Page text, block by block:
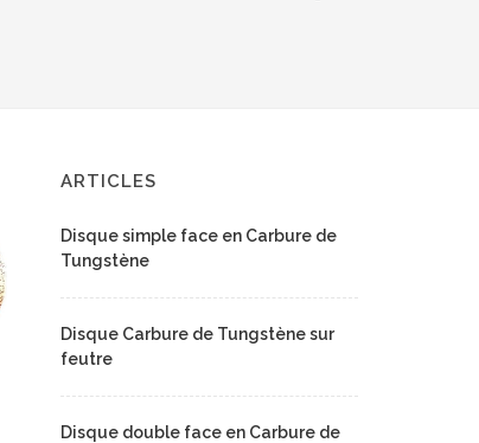
ARTICLES
Disque simple face en Carbure de
Tungstène
Disque Carbure de Tungstène sur
feutre
Disque double face en Carbure de